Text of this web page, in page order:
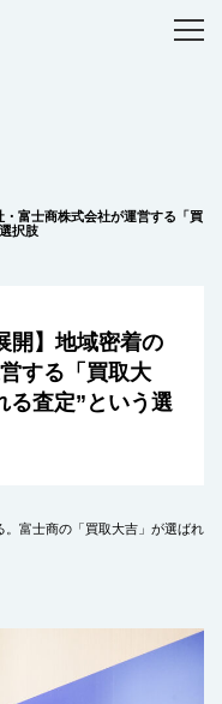
・富士商株式会社が運営する「買
択肢
開】地域密着の
する「買取大
査定”という選
。富士商の「買取大吉」が選ばれ